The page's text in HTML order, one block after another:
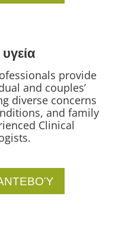
provide
and couples’
diverse concerns
and family
Clinical